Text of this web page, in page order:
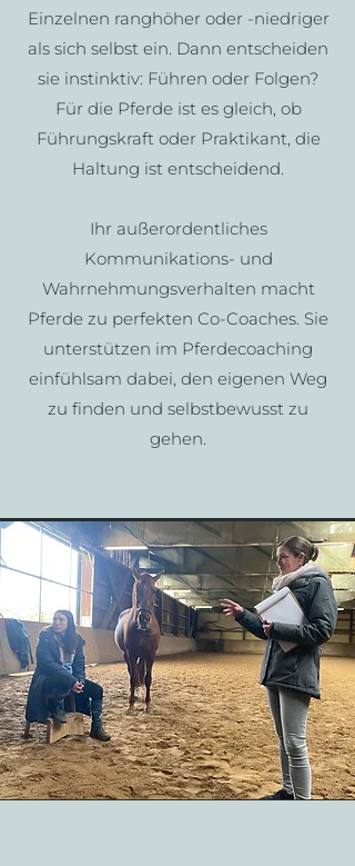
Einzelnen ranghöher oder -niedriger
als sich selbst ein. Dann entscheiden
sie instinktiv: Führen oder Folgen?
Für die Pferde ist es gleich, ob
Führungskraft oder Praktikant, die
Haltung ist entscheidend.
Ihr außerordentliches
Kommunikations- und
Wahrnehmungsverhalten macht
Pferde zu perfekten Co-Coaches. Sie
unterstützen im Pferdecoaching
einfühlsam dabei, den eigenen Weg
zu finden und selbstbewusst zu
gehen.